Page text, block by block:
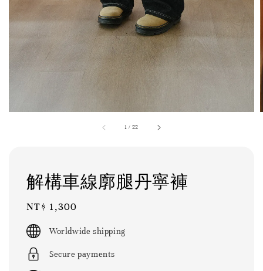
1 / 22
解構車線廓腿丹寧褲
Regular
price
NT$ 1,300
Worldwide shipping
Secure payments